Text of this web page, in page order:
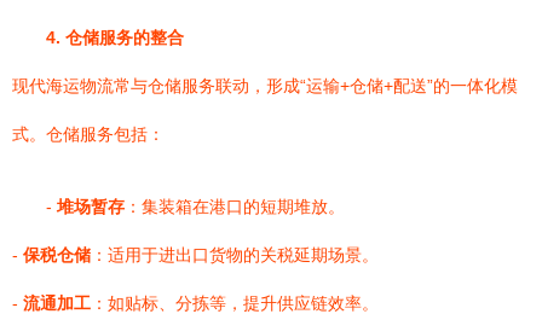
4. 仓储服务的整合
现代海运物流常与仓储服务联动，形成“运输+仓储+配送”的一体化模
式。仓储服务包括：
-堆场暂存 ：集装箱在港口的短期堆放。
- 保税仓储 ：适用于进出口货物的关税延期场景。
- 流通加工 ：如贴标、分拣等，提升供应链效率。